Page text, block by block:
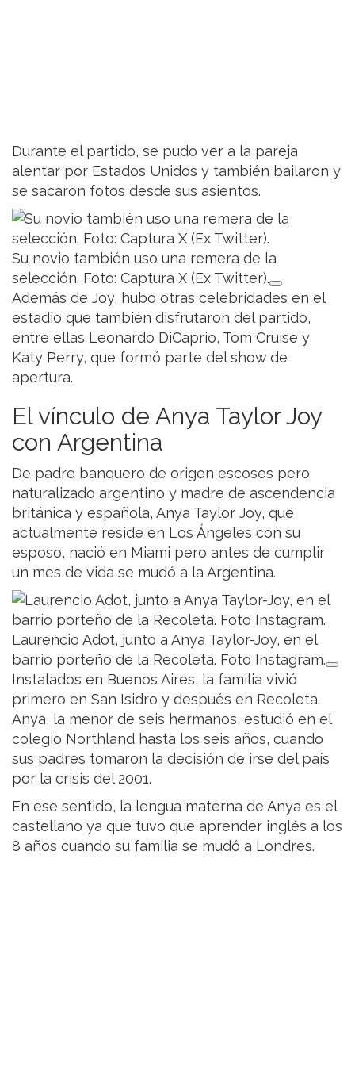
Durante el partido, se pudo ver a la pareja
alentar por Estados Unidos y también bailaron y
se sacaron fotos desde sus asientos.
Su novio también uso una remera de la
selección. Foto: Captura X (Ex Twitter).
Además de Joy, hubo otras celebridades en el
estadio que también disfrutaron del partido,
entre ellas Leonardo DiCaprio, Tom Cruise y
Katy Perry, que formó parte del show de
apertura.
El vínculo de Anya Taylor Joy
con Argentina
De padre banquero de origen escoses pero
naturalizado argentino y madre de ascendencia
británica y española, Anya Taylor Joy, que
actualmente reside en Los Ángeles con su
esposo, nació en Miami pero antes de cumplir
un mes de vida se mudó a la Argentina.
Laurencio Adot, junto a Anya Taylor-Joy, en el
barrio porteño de la Recoleta. Foto Instagram.
Instalados en Buenos Aires, la familia vivió
primero en San Isidro y después en Recoleta.
Anya, la menor de seis hermanos, estudió en el
colegio Northland hasta los seis años, cuando
sus padres tomaron la decisión de irse del país
por la crisis del 2001.
En ese sentido, la lengua materna de Anya es el
castellano ya que tuvo que aprender inglés a los
8 años cuando su familia se mudó a Londres.